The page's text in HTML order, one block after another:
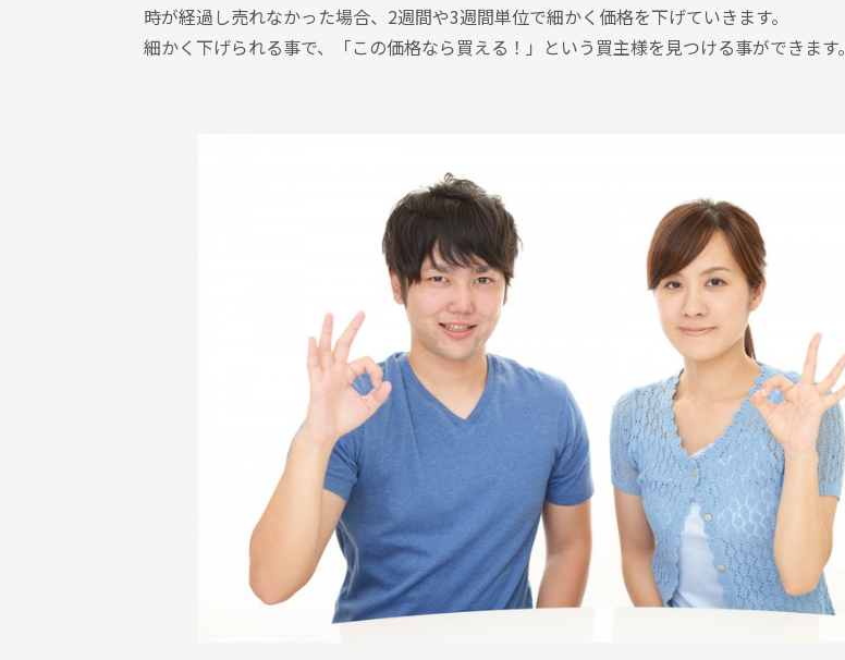
時が経過し売れなかった場合、2週間や3週間単位で細かく価格を下げていきます。
細かく下げられる事で、「この価格なら買える！」という買主様を見つける事ができます。